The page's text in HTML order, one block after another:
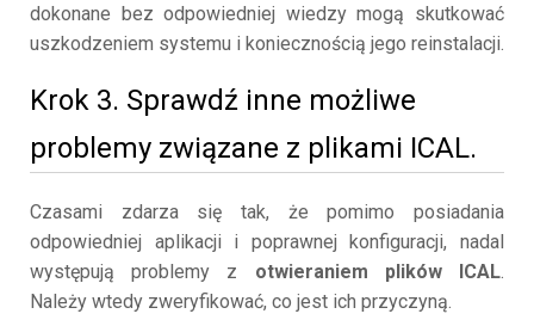
dokonane bez odpowiedniej wiedzy mogą skutkować
uszkodzeniem systemu i koniecznością jego reinstalacji.
Krok 3. Sprawdź inne możliwe
problemy związane z plikami ICAL.
Czasami zdarza się tak, że pomimo posiadania
odpowiedniej aplikacji i poprawnej konfiguracji, nadal
występują problemy z otwieraniem plików ICAL.
Należy wtedy zweryfikować, co jest ich przyczyną.